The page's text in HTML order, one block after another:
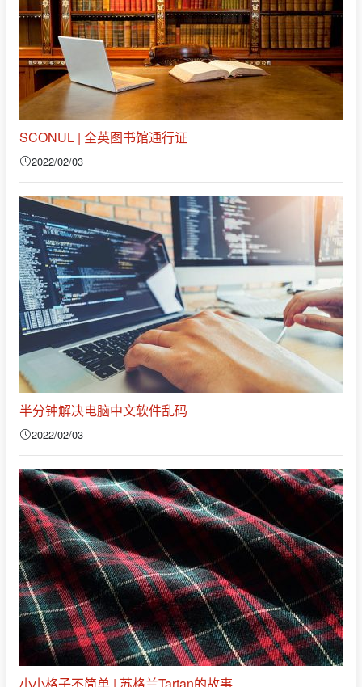
SCONUL | 全英图书馆通行证
2022/02/03
半分钟解决电脑中文软件乱码
2022/02/03